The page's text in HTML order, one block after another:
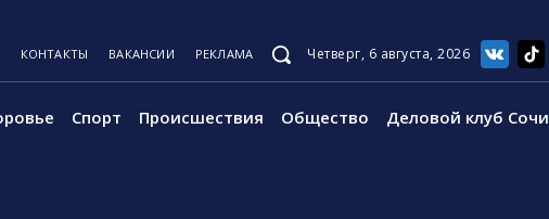
КОНТАКТЫ ВАКАНСИИ РЕКЛАМА Четверг, 6 августа, 2026
Спорт Происшествия Общество Деловой клуб Сочи